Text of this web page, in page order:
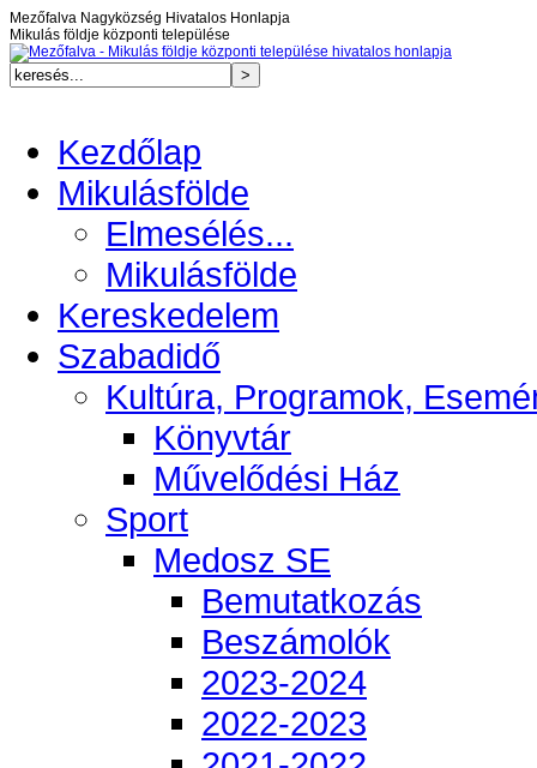
Mezőfalva Nagyközség Hivatalos Honlapja
Mikulás földje központi települése
Kezdőlap
Mikulásfölde
Elmesélés...
Mikulásfölde
Kereskedelem
Szabadidő
Kultúra, Programok,
Könyvtár
Művelődési Ház
Sport
Medosz SE
Bemutatkozás
Beszámolók
2023-2024
2022-2023